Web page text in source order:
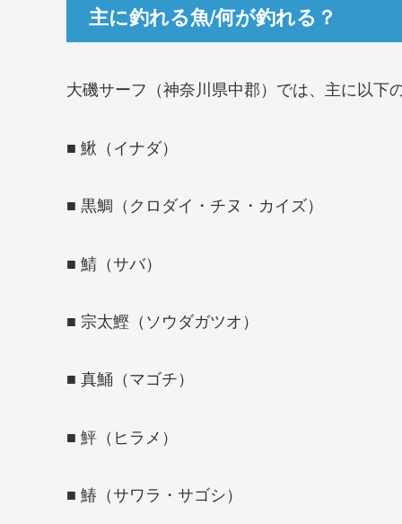
主に釣れる魚/何が釣れる？
大磯サーフ（神奈川県中郡）では、主に以下
■ 鰍（イナダ）
■ 黒鯛（クロダイ・チヌ・カイズ）
■ 鯖（サバ）
■ 宗太鰹（ソウダガツオ）
■ 真鯒（マゴチ）
■ 鮃（ヒラメ）
■ 鰆（サワラ・サゴシ）